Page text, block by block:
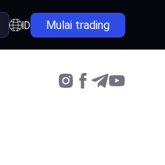
ID Mulai trading